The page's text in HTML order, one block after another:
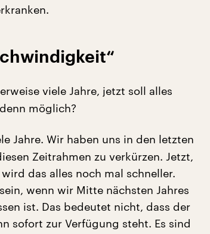
viele Jahre, jetzt soll alles
möglich?
Jahre. Wir haben uns in den letzten
Zeitrahmen zu verkürzen. Jetzt,
das alles noch mal schneller.
wenn wir Mitte nächsten Jahres
ist. Das bedeutet nicht, dass der
sofort zur Verfügung steht. Es sind